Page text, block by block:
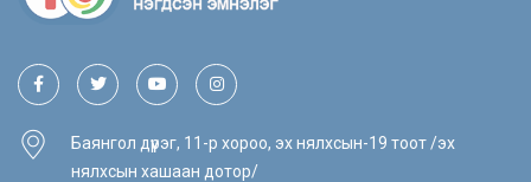
Баянгол дүүрэг, 11-р хороо, эх нялхсын-19 тоот /эх
нялхсын хашаан дотор/